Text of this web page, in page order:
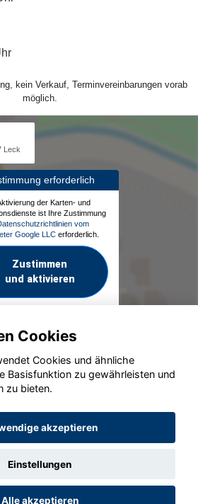
kein Verkauf, Terminvereinbarungen vorab
möglich.
Leck
erforderlich
der Karten- und
ist Ihre Zustimmung
vom
Google LLC erforderlich.
Zustimmen
und aktivieren
GmbH 2020 - 2026
Cookies
Cookies und ähnliche
Basisfunktion zu gewährleisten und
zu bieten.
akzeptieren
Einstellungen
Alle akzeptieren